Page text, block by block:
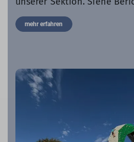
mehr erfahren